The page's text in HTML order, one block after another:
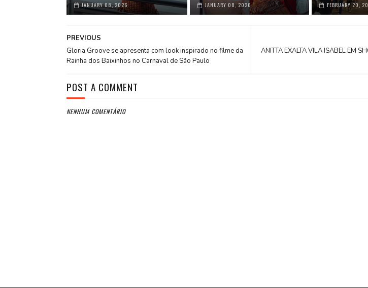
JANUARY 08, 2026 JANUARY 08, 2026 FEBRUARY 20,
ANITTA EXALTA VILA ISABEL EM
PREVIOUS
Gloria Groove se apresenta com look inspirado no filme da
Rainha dos Baixinhos no Carnaval de São Paulo
POST A COMMENT
NENHUM COMENTÁRIO